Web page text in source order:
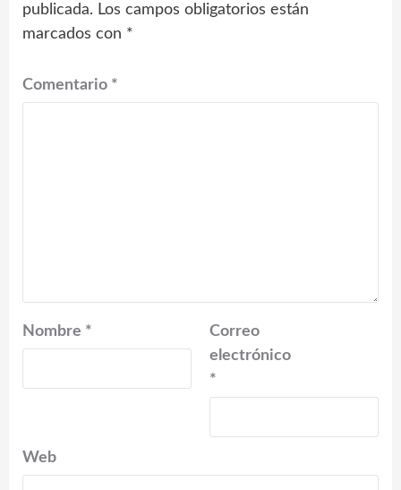
publicada. Los campos obligatorios están
marcados con *
Comentario *
Nombre *
Correo
electrónico
*
Web